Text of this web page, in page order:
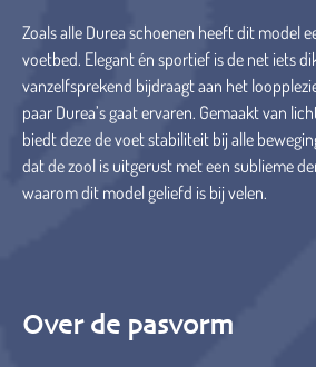
Zoals alle Durea schoenen heeft dit model
voetbed. Elegant én sportief is de net iets
vanzelfsprekend bijdraagt aan het
paar Durea’s gaat ervaren. Gemaakt van
biedt deze de voet stabiliteit bij alle
dat de zool is uitgerust met een sublieme
waarom dit model geliefd is bij velen.
Over de pasvorm